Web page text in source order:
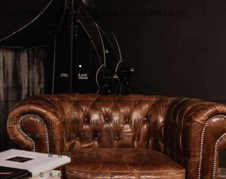
de vraies photos, présentées et
Photographe Strasbourg, plan du site :
PRÉSENTATION
MARIAGE
GROSSESSE